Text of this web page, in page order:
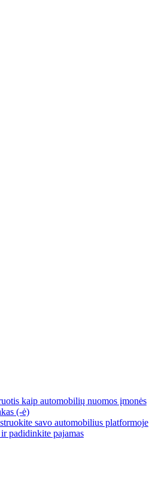
kaip automobilių nuomos įmonės
(-ė)
savo automobilius platformoje
padidinkite pajamas